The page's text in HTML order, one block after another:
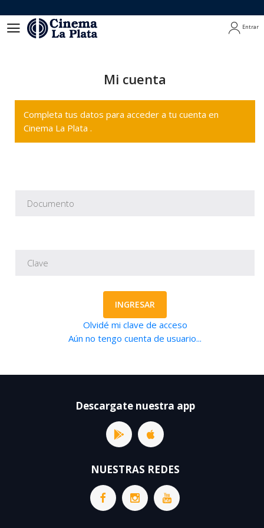
Entrar
Mi cuenta
Completa tus datos para acceder a tu cuenta en
Cinema La Plata .
INGRESAR
Olvidé mi clave de acceso
Aún no tengo cuenta de usuario...
Descargate nuestra app
NUESTRAS REDES